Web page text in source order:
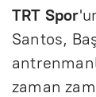
TRT Spor
Santos,
zaman